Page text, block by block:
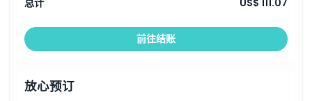
前往结账
放心预订